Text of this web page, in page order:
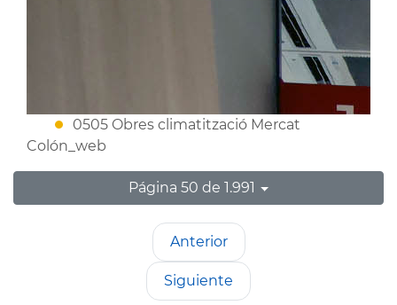
0505 Obres climatització Mercat
Colón_web
Página 50 de 1.991
Anterior
Siguiente